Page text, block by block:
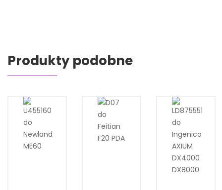
Produkty podobne